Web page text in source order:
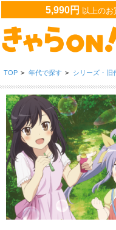
5,990円 以上の
TOP > 年代で探す > シリーズ・旧